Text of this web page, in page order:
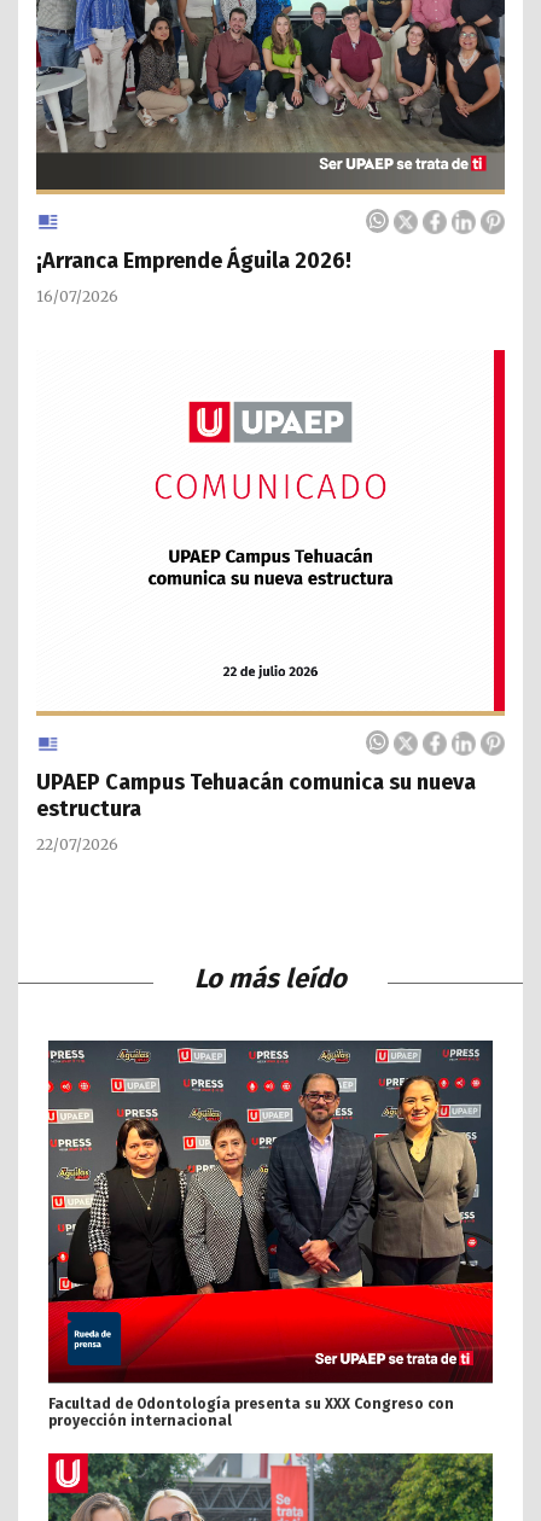
¡Arranca Emprende Águila 2026!
16/07/2026
UPAEP Campus Tehuacán comunica su nueva
estructura
22/07/2026
Lo más leído
Facultad de Odontología presenta su XXX Congreso con
proyección internacional